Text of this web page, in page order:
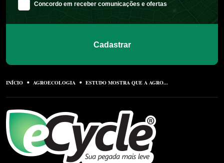
Concordo em receber comunicações e ofertas
Cadastrar
INÍCIO AGROECOLOGIA ESTUDO MOSTRA QUE A AGRO...